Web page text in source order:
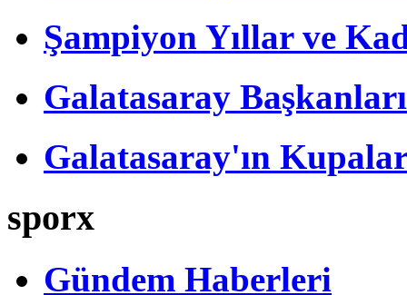
Şampiyon Yıllar ve
Galatasaray Başkanları
Galatasaray'ın
sporx
Gündem Haberleri